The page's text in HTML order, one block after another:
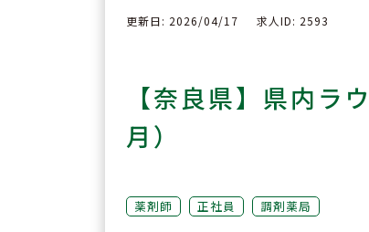
更新日: 2026/04/17 求人ID: 2593
【奈良県】県内
月）
薬剤師 正社員 調剤薬局